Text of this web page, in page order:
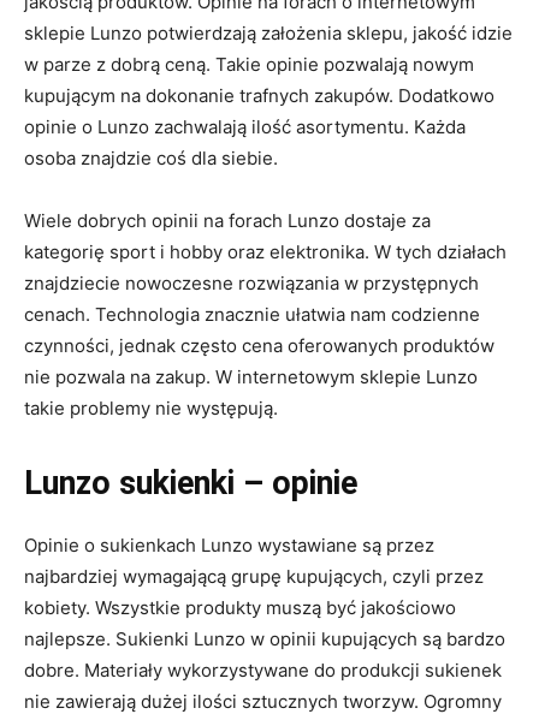
sklepie Lunzo potwierdzają założenia sklepu, jakość idzie
w parze z dobrą ceną. Takie opinie pozwalają nowym
kupującym na dokonanie trafnych zakupów. Dodatkowo
opinie o Lunzo zachwalają ilość asortymentu. Każda
osoba znajdzie coś dla siebie.
Wiele dobrych opinii na forach Lunzo dostaje za
kategorię sport i hobby oraz elektronika. W tych działach
znajdziecie nowoczesne rozwiązania w przystępnych
cenach. Technologia znacznie ułatwia nam codzienne
czynności, jednak często cena oferowanych produktów
nie pozwala na zakup. W internetowym sklepie Lunzo
takie problemy nie występują.
Lunzo sukienki – opinie
Opinie o sukienkach Lunzo wystawiane są przez
najbardziej wymagającą grupę kupujących, czyli przez
kobiety. Wszystkie produkty muszą być jakościowo
najlepsze. Sukienki Lunzo w opinii kupujących są bardzo
dobre. Materiały wykorzystywane do produkcji sukienek
nie zawierają dużej ilości sztucznych tworzyw. Ogromny